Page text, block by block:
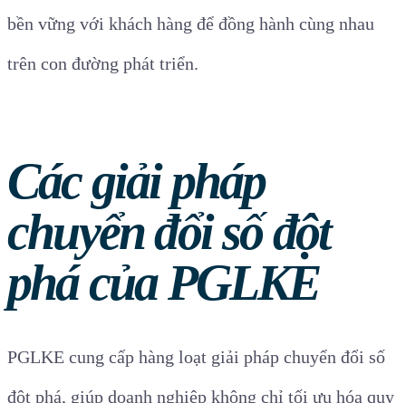
bền vững với khách hàng để đồng hành cùng nhau
trên con đường phát triển.
Các giải pháp
chuyển đổi số đột
phá của PGLKE
PGLKE cung cấp hàng loạt giải pháp chuyển đổi số
đột phá, giúp doanh nghiệp không chỉ tối ưu hóa quy